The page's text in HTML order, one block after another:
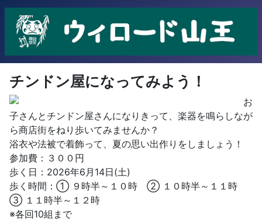
チンドン屋になってみよう！
お
子さんとチンドン屋さんになりきって、楽器を鳴らしなが
ら商店街をねり歩いてみませんか？
浴衣や法被で着飾って、夏の思い出作りをしましょう！
参加費：３００円
歩く日：2026年6月14日(土)
歩く時間：① ９時半～１０時 ② １０時半～１１時
③ １１時半～１２時
※各回10組まで